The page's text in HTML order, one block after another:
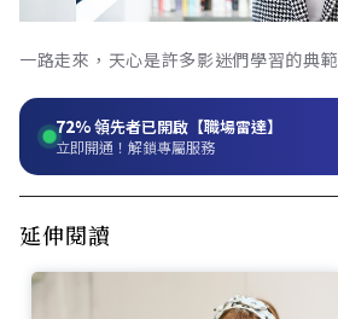
一路走來，天心是許多影迷們學習的典範
72%領先者已開啟【職場雷達】
立即開通！解鎖專屬服務
延伸閱讀